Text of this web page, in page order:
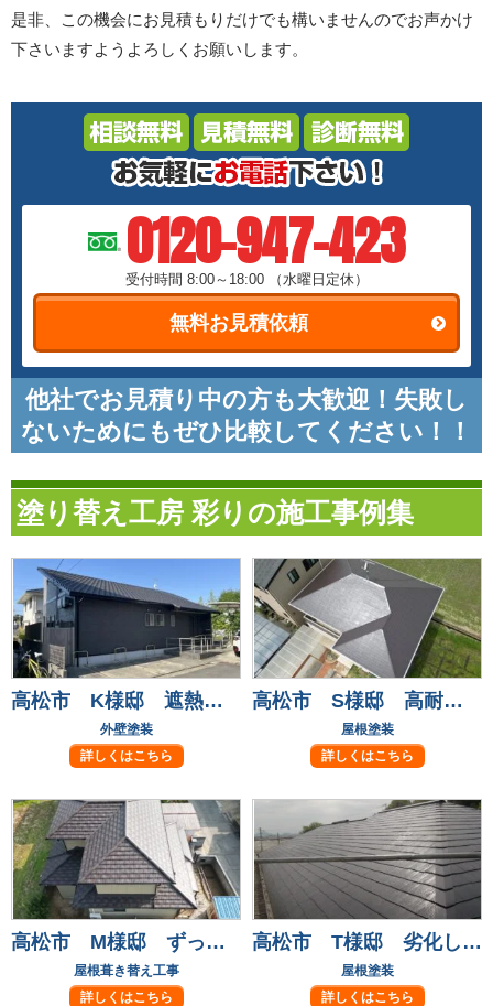
是非、この機会にお見積もりだけでも構いませんのでお声かけ
下さいますようよろしくお願いします。
0120-947-423
受付時間 8:00～18:00 （水曜日定休）
無料お見積依頼
他社でお見積り中の方も大歓迎！失敗し
ないためにもぜひ比較してください！！
塗り替え工房 彩りの施工事例集
高松市 K様邸 遮熱フッ素塗料で長持ち安心！
外壁塗装
詳しくはこちら
高松市 S様邸 高耐候フッ素塗料で屋根塗装！
屋根塗装
詳しくはこちら
高松市 M様邸 ずっと気になっていた屋根瓦も葺き替えて安心！
屋根葺き替え工事
詳しくはこちら
高松市 T様邸 劣化して気になっていた屋根も元通り
屋根塗装
詳しくはこちら